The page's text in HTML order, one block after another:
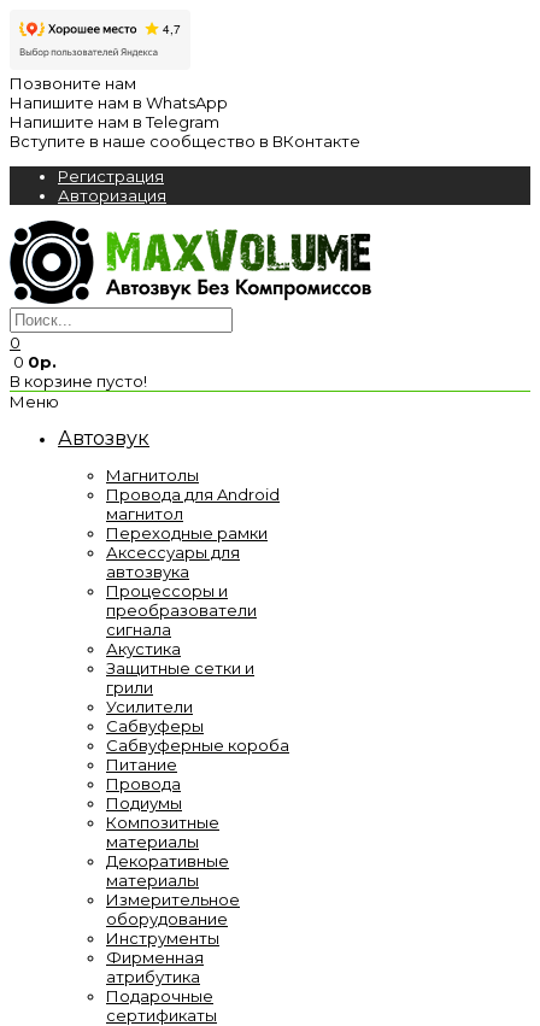
Позвоните нам
Напишите нам в WhatsApp
Напишите нам в Telegram
Вступите в наше сообщество в ВКонтакте
Регистрация
Авторизация
0
0 0р.
В корзине пусто!
Меню
Автозвук
Магнитолы
Провода для Android
магнитол
Переходные рамки
Аксессуары для
автозвука
Процессоры и
преобразователи
сигнала
Акустика
Защитные сетки и
грили
Усилители
Сабвуферы
Сабвуферные короба
Питание
Провода
Подиумы
Композитные
материалы
Декоративные
материалы
Измерительное
оборудование
Инструменты
Фирменная
атрибутика
Подарочные
сертификаты